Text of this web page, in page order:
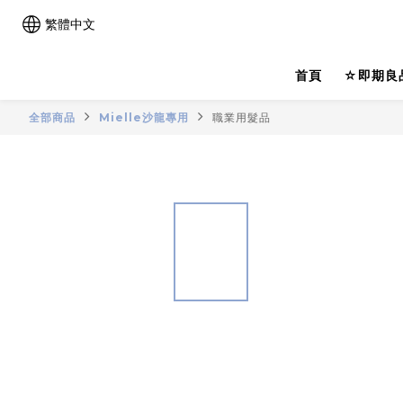
繁體中文
首頁 ☆即期良
全部商品 Mielle沙龍專用 職業用髮品